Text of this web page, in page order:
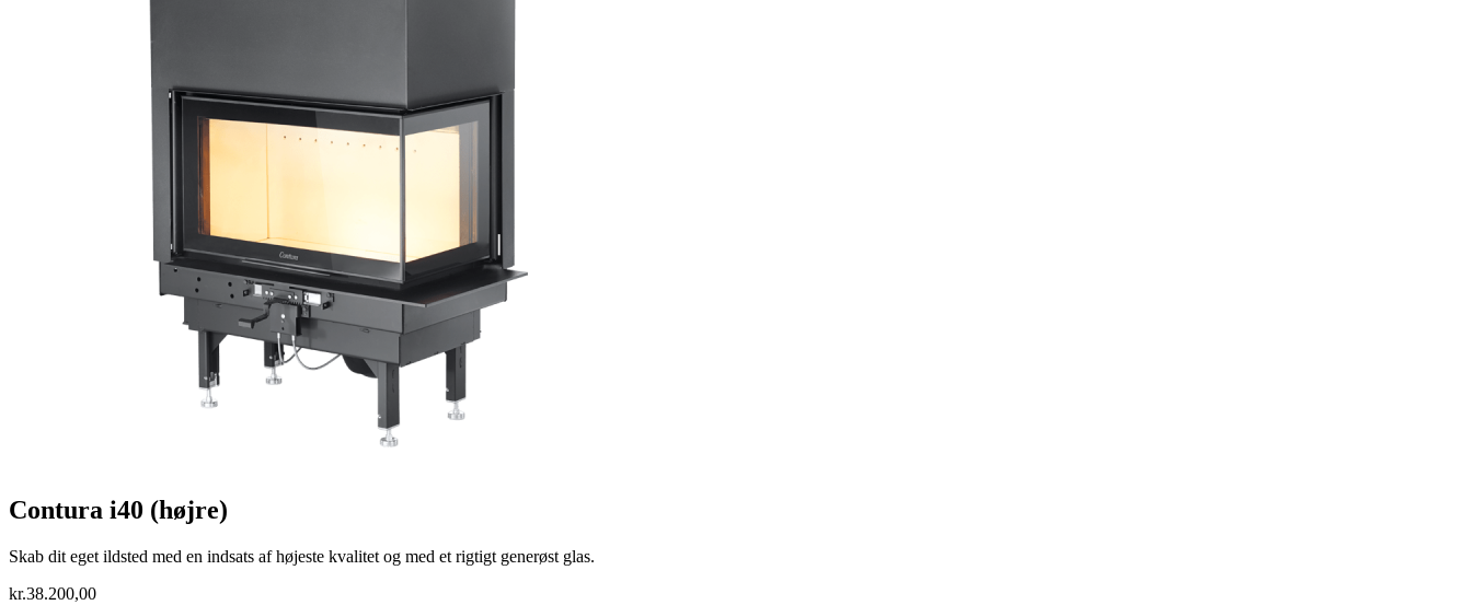
Contura i40 (højre)
Skab dit eget ildsted med en indsats af højeste kvalitet og med et rigtigt generøst glas.
kr.38.200,00